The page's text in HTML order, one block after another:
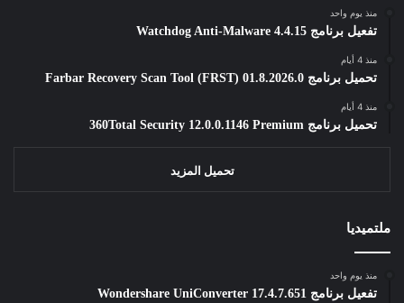
منذ يوم واحد
تفعيل برنامج Watchdog Anti-Malware 4.4.15
منذ 4 أيام
تحميل برنامج Farbar Recovery Scan Tool (FRST) 01.8.2026.0
منذ 4 أيام
تحميل برنامج 360Total Security 12.0.0.1146 Premium
تحميل المزيد
ملتميديا
منذ يوم واحد
تفعيل برنامج Wondershare UniConverter 17.4.7.651